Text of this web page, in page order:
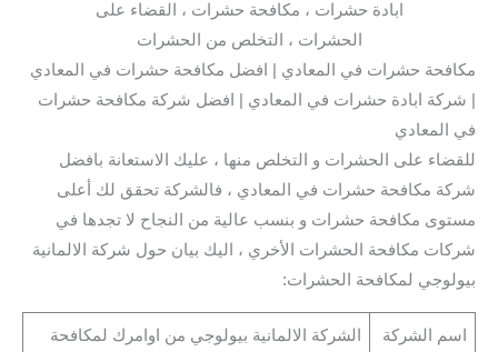
ابادة حشرات ، مكافحة حشرات ، القضاء على
الحشرات ، التخلص من الحشرات
مكافحة حشرات في المعادي | افضل مكافحة حشرات في المعادي
| شركة ابادة حشرات في المعادي | افضل شركة مكافحة حشرات
في المعادي
للقضاء على الحشرات و التخلص منها ، عليك الاستعانة بافضل
شركة مكافحة حشرات في المعادي ، فالشركة تحقق لك أعلى
مستوى مكافحة حشرات و بنسب عالية من النجاح لا تجدها في
شركات مكافحة الحشرات الأخري ، اليك بيان حول شركة الالمانية
بيولوجي لمكافحة الحشرات:
اسم الشركة
الشركة الالمانية بيولوجي من اوامرك لمكافحة